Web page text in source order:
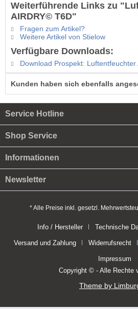
Weiterführende Links zu
AIRDRY© T6D"
Fragen zum Artikel?
Weitere Artikel von Stielow
Verfügbare Downloads:
Download Prospekt:
Kunden haben sich ebenfalls
Service Hotline
Shop Service
Informationen
Newsletter
* Alle Preise inkl. gesetzl.
Info / Hersteller Technische
Versand und Zahlung Widerrufsrecht
Impressum
Copyright © - Alle Rechte
Theme by